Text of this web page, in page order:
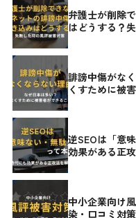
弁護士が削除
はどうする？
誹謗中傷がな
くすために被
逆SEOは「意
効果がある正
中小企業向け
染・口コミ対